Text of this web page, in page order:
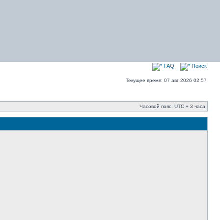
FAQ Поиск
Текущее время: 07 авг 2026 02:57
Часовой пояс: UTC + 3 часа